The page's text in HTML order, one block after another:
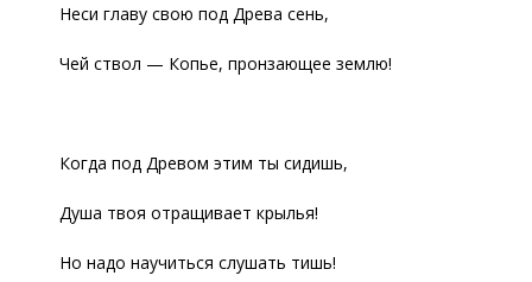
Неси главу свою под Древа сень,
Чей ствол — Копье, пронзающее землю!
Когда под Древом этим ты сидишь,
Душа твоя отращивает крылья!
Но надо научиться слушать тишь!